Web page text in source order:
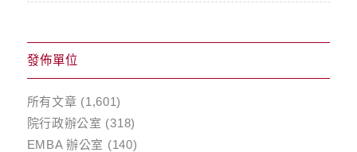
發佈單位
所有文章 (1,601)
院行政辦公室 (318)
EMBA 辦公室 (140)